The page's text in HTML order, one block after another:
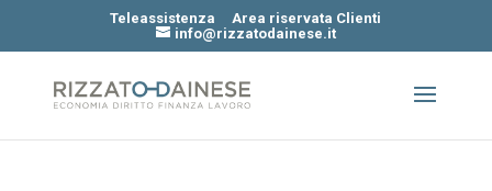
Teleassistenza
Area riservata Clienti
info@rizzatodainese.it